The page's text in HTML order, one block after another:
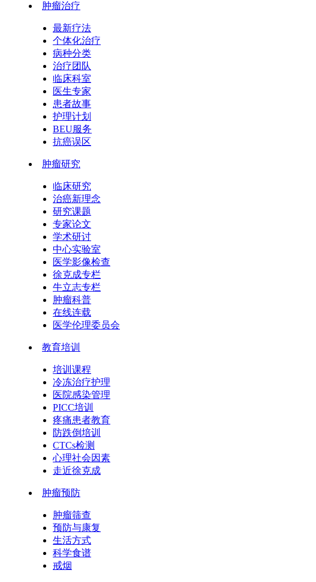
肿瘤治疗
最新疗法
个体化治疗
病种分类
治疗团队
临床科室
医生专家
患者故事
护理计划
BEU服务
抗癌误区
肿瘤研究
临床研究
治癌新理念
研究课题
专家论文
学术研讨
中心实验室
医学影像检查
徐克成专栏
牛立志专栏
肿瘤科普
在线连载
医学伦理委员会
教育培训
培训课程
冷冻治疗护理
医院感染管理
PICC培训
疼痛患者教育
防跌倒培训
CTCs检测
心理社会因素
走近徐克成
肿瘤预防
肿瘤筛查
预防与康复
生活方式
科学食谱
戒烟